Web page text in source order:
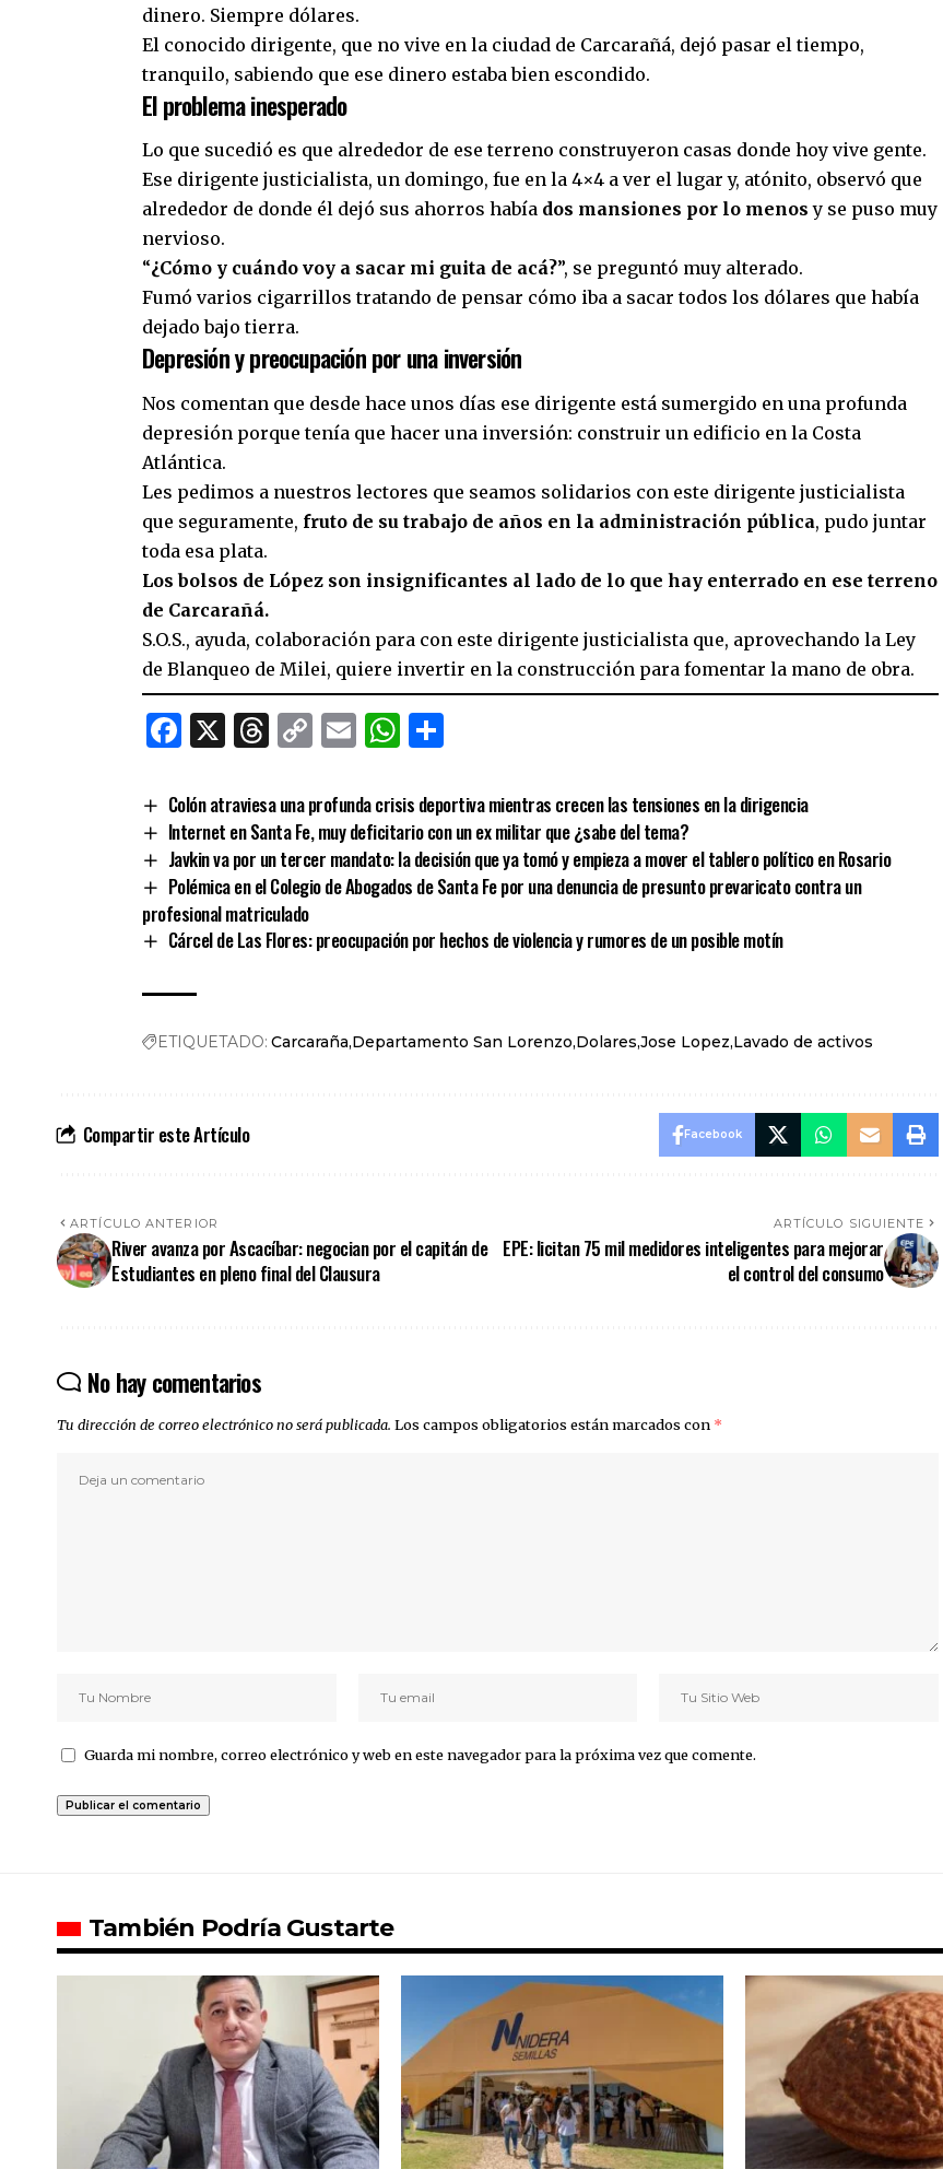
dinero. Siempre dólares.
El conocido dirigente, que no vive en la ciudad de Carcarañá, dejó pasar el tiempo,
tranquilo, sabiendo que ese dinero estaba bien escondido.
El problema inesperado
Lo que sucedió es que alrededor de ese terreno construyeron casas donde hoy vive gente.
Ese dirigente justicialista, un domingo, fue en la 4×4 a ver el lugar y, atónito, observó que
alrededor de donde él dejó sus ahorros había dos mansiones por lo menos y se puso muy
nervioso.
“¿Cómo y cuándo voy a sacar mi guita de acá?”, se preguntó muy alterado.
Fumó varios cigarrillos tratando de pensar cómo iba a sacar todos los dólares que había
dejado bajo tierra.
Depresión y preocupación por una inversión
Nos comentan que desde hace unos días ese dirigente está sumergido en una profunda
depresión porque tenía que hacer una inversión: construir un edificio en la Costa
Atlántica.
Les pedimos a nuestros lectores que seamos solidarios con este dirigente justicialista
que seguramente, fruto de su trabajo de años en la administración pública, pudo juntar
toda esa plata.
Los bolsos de López son insignificantes al lado de lo que hay enterrado en ese terreno
de Carcarañá.
S.O.S., ayuda, colaboración para con este dirigente justicialista que, aprovechando la Ley
de Blanqueo de Milei, quiere invertir en la construcción para fomentar la mano de obra.
Facebook
X Threads
CopyEmailWhatsApp
Colón atraviesa una profunda crisis deportiva mientras crecen las tensiones en la dirigencia
Internet en Santa Fe, muy deficitario con un ex militar que ¿sabe del tema?
Javkin va por un tercer mandato: la decisión que ya tomó y empieza a mover el tablero político en Rosario
Polémica en el Colegio de Abogados de Santa Fe por una denuncia de presunto prevaricato contra un
profesional matriculado
Cárcel de Las Flores: preocupación por hechos de violencia y rumores de un posible motín
ETIQUETADO: Carcaraña Departamento San Lorenzo Dolares Jose Lopez Lavado de activos
Compartir este Artículo Facebook
ARTÍCULO ANTERIOR
River avanza por Ascacíbar: negocian por el capitán de
Estudiantes en pleno final del Clausura
ARTÍCULO SIGUIENTE
EPE: licitan 75 mil medidores inteligentes para mejorar
el control del consumo
No hay comentarios
Tu dirección de correo electrónico no será publicada. Los campos obligatorios están marcados con *
Guarda mi nombre, correo electrónico y web en este navegador para la próxima vez que comente.
También Podría Gustarte